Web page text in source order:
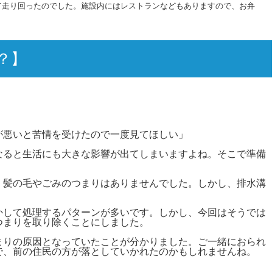
り回ったのでした。施設内にはレストランなどもありますので、お弁
いと苦情を受けたので一度見てほしい」
と生活にも大きな影響が出てしまいますよね。そこで準備
の毛やごみのつまりはありませんでした。しかし、排水溝
て処理するパターンが多いです。しかし、今回はそうでは
りを取り除くことにしました。
の原因となっていたことが分かりました。ご一緒におられ
前の住民の方が落としていかれたのかもしれませんね。